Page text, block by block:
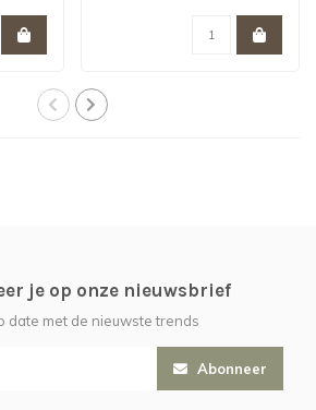
je op onze nieuwsbrief
date met de nieuwste trends
Abonneer